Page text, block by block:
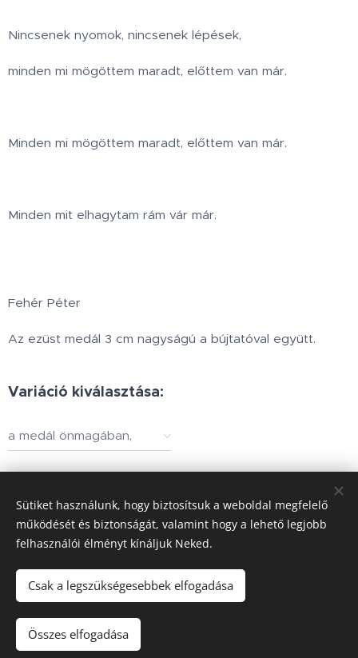
Nincsenek nyomok, nincsenek lépések,
minden mi mögöttem maradt, előttem van már.
Minden mi mögöttem maradt, előttem van már.
Minden mit elhagytam rám vár már.
Fehér Péter
Az ezüst medál 3 cm nagyságú a bújtatóval együtt.
Variáció kiválasztása:
a medál önmagában,
Minden jog fenntartva © 2002.www.holdbarka.com
Sütiket használunk, hogy biztosítsuk a weboldal megfelelő
működését és biztonságát, valamint hogy a lehető legjobb
felhasználói élményt kínáljuk Neked.
Csak a legszükségesebbek elfogadása
Összes elfogadása